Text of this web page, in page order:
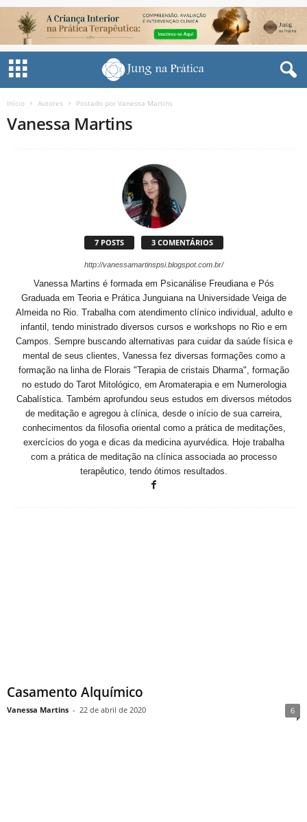
Início Autores Postado por Vanessa Martins
Vanessa Martins
7 POSTS 3 COMENTÁRIOS
http://vanessamartinspsi.blogspot.com.br/
Vanessa Martins é formada em Psicanálise Freudiana e Pós
Graduada em Teoria e Prática Junguiana na Universidade Veiga de
Almeida no Rio. Trabalha com atendimento clínico individual, adulto e
infantil, tendo ministrado diversos cursos e workshops no Rio e em
Campos. Sempre buscando alternativas para cuidar da saúde física e
mental de seus clientes, Vanessa fez diversas formações como a
formação na linha de Florais "Terapia de cristais Dharma", formação
no estudo do Tarot Mitológico, em Aromaterapia e em Numerologia
Cabalística. Também aprofundou seus estudos em diversos métodos
de meditação e agregou à clínica, desde o início de sua carreira,
conhecimentos da filosofia oriental como a prática de meditações,
exercícios do yoga e dicas da medicina ayurvédica. Hoje trabalha
com a prática de meditação na clínica associada ao processo
terapêutico, tendo ótimos resultados.
Casamento Alquímico
Vanessa Martins - 22 de abril de 2020 6